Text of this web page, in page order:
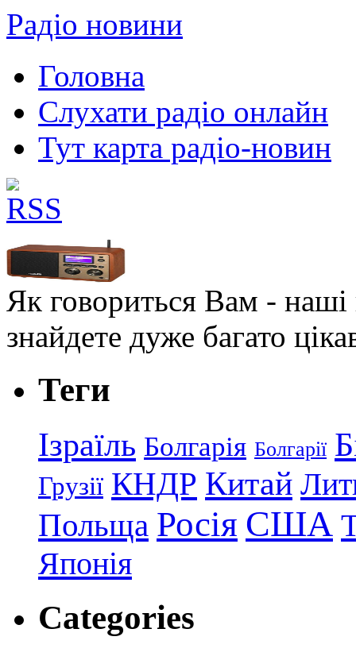
Радіо новини
Головна
Слухати радіо онлайн
Тут карта радіо-новин
Як говориться Вам - наші
знайдете дуже багато
Теги
Ізраїль Болгарія Болгарії
Грузії КНДР Китай
Польща Росія США
Японія
Categories